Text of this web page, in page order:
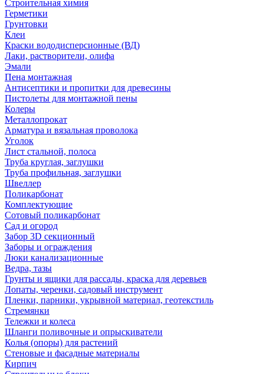
Строительная химия
Герметики
Грунтовки
Клеи
Краски вододисперсионные (ВД)
Лаки, растворители, олифа
Эмали
Пена монтажная
Антисептики и пропитки для древесины
Пистолеты для монтажной пены
Колеры
Металлопрокат
Арматура и вязальная проволока
Уголок
Лист стальной, полоса
Труба круглая, заглушки
Труба профильная, заглушки
Швеллер
Поликарбонат
Комплектующие
Сотовый поликарбонат
Сад и огород
Забор 3D секционный
Заборы и ограждения
Люки канализационные
Ведра, тазы
Грунты и ящики для рассады, краска для деревьев
Лопаты, черенки, садовый инструмент
Пленки, парники, укрывной материал, геотекстиль
Стремянки
Тележки и колеса
Шланги поливочные и опрыскиватели
Колья (опоры) для растений
Стеновые и фасадные материалы
Кирпич